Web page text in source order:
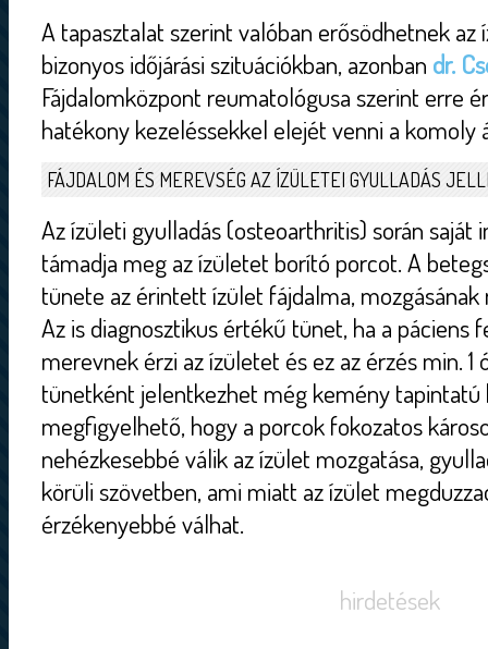
A tapasztalat szerint valóban erősödhetnek
bizonyos időjárási szituációkban, azonban dr.
Fájdalomközpont reumatológusa szerint erre
hatékony kezeléssekkel elejét venni a
FÁJDALOM ÉS MEREVSÉG AZ ÍZÜLETEI GYULLADÁS
Az ízületi gyulladás (osteoarthritis) során saját
támadja meg az ízületet borító porcot. A
tünete az érintett ízület fájdalma, mozgásának
Az is diagnosztikus értékű tünet, ha a páciens
merevnek érzi az ízületet és ez az érzés min. 1
tünetként jelentkezhet még kemény tapintatú
megfigyelhető, hogy a porcok fokozatos
nehézkesebbé válik az ízület mozgatása,
körüli szövetben, ami miatt az ízület
érzékenyebbé válhat.
hirdetések